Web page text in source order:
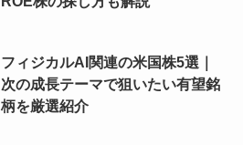
フィジカルAI関連の米国株5選｜
次の成長テーマで狙いたい有望銘
柄を厳選紹介